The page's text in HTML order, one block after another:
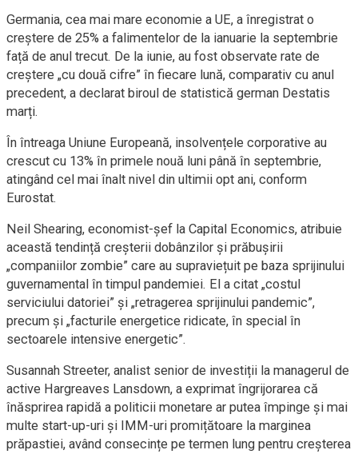
Germania, cea mai mare economie a UE, a înregistrat o
creștere de 25% a falimentelor de la ianuarie la septembrie
față de anul trecut. De la iunie, au fost observate rate de
creștere „cu două cifre” în fiecare lună, comparativ cu anul
precedent, a declarat biroul de statistică german Destatis
marți.
În întreaga Uniune Europeană, insolvențele corporative au
crescut cu 13% în primele nouă luni până în septembrie,
atingând cel mai înalt nivel din ultimii opt ani, conform
Eurostat.
Neil Shearing, economist-șef la Capital Economics, atribuie
această tendință creșterii dobânzilor și prăbușirii
„companiilor zombie” care au supraviețuit pe baza sprijinului
guvernamental în timpul pandemiei. El a citat „costul
serviciului datoriei” și „retragerea sprijinului pandemic”,
precum și „facturile energetice ridicate, în special în
sectoarele intensive energetic”.
Susannah Streeter, analist senior de investiții la managerul de
active Hargreaves Lansdown, a exprimat îngrijorarea că
înăsprirea rapidă a politicii monetare ar putea împinge și mai
multe start-up-uri și IMM-uri promițătoare la marginea
prăpastiei, având consecințe pe termen lung pentru creșterea